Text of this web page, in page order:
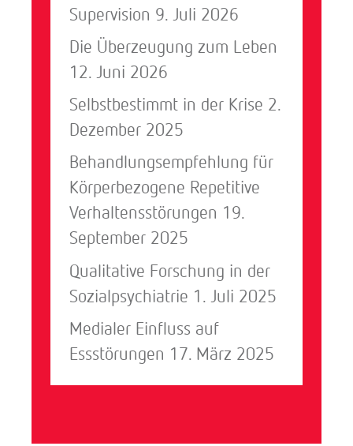
Supervision 9. Juli 2026
Die Überzeugung zum Leben
12. Juni 2026
Selbstbestimmt in der Krise 2.
Dezember 2025
Behandlungsempfehlung für
Körperbezogene Repetitive
Verhaltensstörungen 19.
September 2025
Qualitative Forschung in der
Sozialpsychiatrie 1. Juli 2025
Medialer Einfluss auf
Essstörungen 17. März 2025